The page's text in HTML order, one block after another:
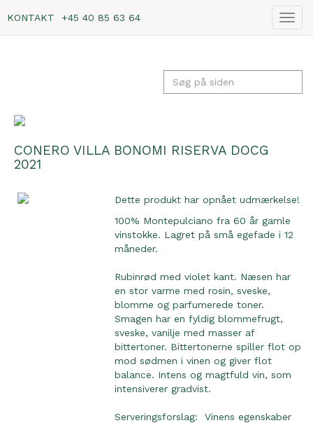
Vis
KONTAKT +45 40 85 63 64
CONERO VILLA BONOMI RISERVA DOCG
2021
Dette produkt har opnået udmærkelse!
100% Montepulciano fra 60 år gamle
vinstokke. Lagret på små egefade i 12
måneder.
Rubinrød med violet kant. Næsen har
en stor varme med rosin, sveske,
blomme og parfumerede toner.
Smagen har en fyldig blommefrugt,
sveske, vanilje med masser af
bittertoner. Bittertonerne spiller flot op
mod sødmen i vinen og giver flot
balance. Intens og magtfuld vin, som
intensiverer gradvist.
Serveringsforslag: Vinens egenskaber